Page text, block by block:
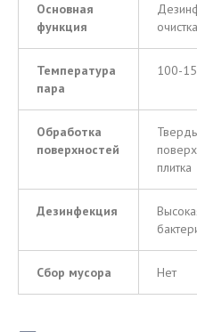
Основная
функция
Температура
пара
100-
Обработка
поверхностей
плитка
Дезинфекция
Сбор мусора Нет